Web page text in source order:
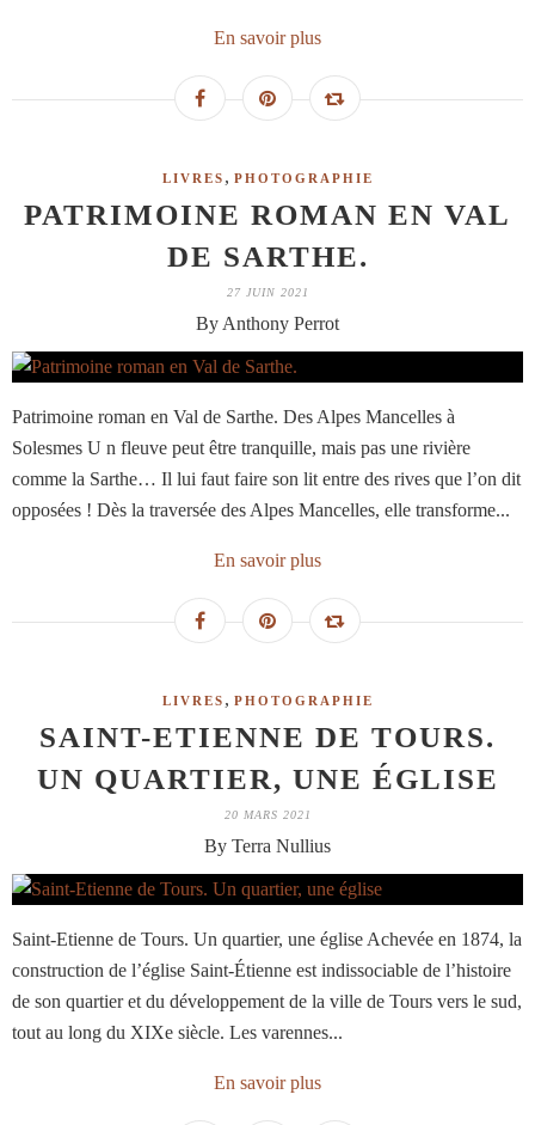
En savoir plus
LIVRES , PHOTOGRAPHIE
PATRIMOINE ROMAN EN VAL
DE SARTHE.
27 JUIN 2021
By Anthony Perrot
Patrimoine roman en Val de Sarthe. Des Alpes Mancelles à
Solesmes U n fleuve peut être tranquille, mais pas une rivière
comme la Sarthe… Il lui faut faire son lit entre des rives que l’on dit
opposées ! Dès la traversée des Alpes Mancelles, elle transforme...
En savoir plus
LIVRES , PHOTOGRAPHIE
SAINT-ETIENNE DE TOURS.
UN QUARTIER, UNE ÉGLISE
20 MARS 2021
By Terra Nullius
Saint-Etienne de Tours. Un quartier, une église Achevée en 1874, la
construction de l’église Saint-Étienne est indissociable de l’histoire
de son quartier et du développement de la ville de Tours vers le sud,
tout au long du XIXe siècle. Les varennes...
En savoir plus